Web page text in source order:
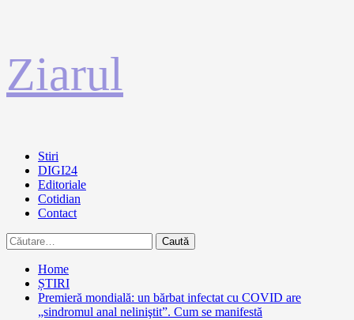
la
conținut
Ziarul
Primary
Menu
Stiri
DIGI24
Editoriale
Cotidian
Contact
Caută
după:
Home
ȘTIRI
Premieră mondială: un bărbat infectat cu COVID are
„sindromul anal neliniştit”. Cum se manifestă